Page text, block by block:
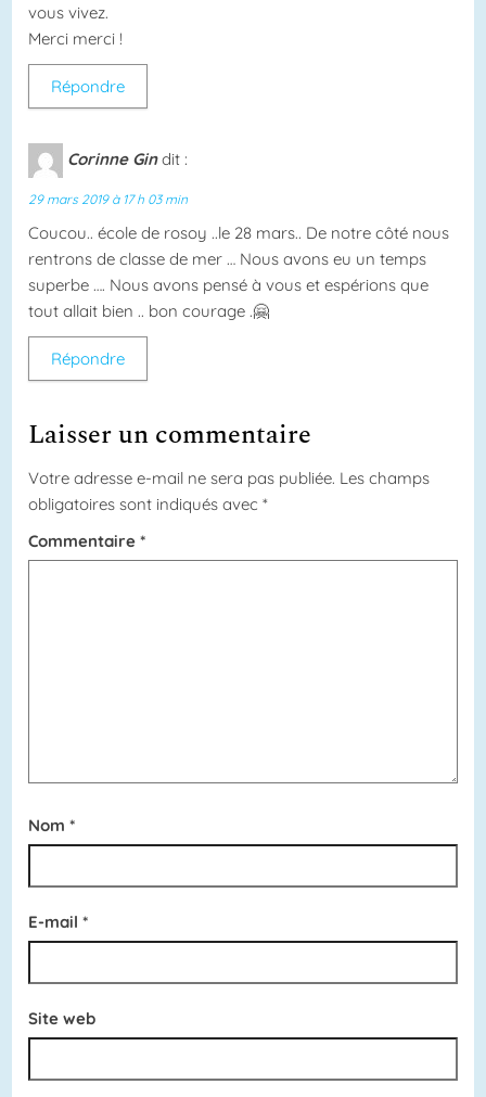
vous vivez.
Merci merci !
Répondre
Corinne Gin dit :
29 mars 2019 à 17 h 03 min
Coucou.. école de rosoy ..le 28 mars.. De notre côté nous
rentrons de classe de mer … Nous avons eu un temps
superbe …. Nous avons pensé à vous et espérions que
tout allait bien .. bon courage .🤗
Répondre
Laisser un commentaire
Votre adresse e-mail ne sera pas publiée. Les champs
obligatoires sont indiqués avec*
Commentaire*
Nom*
E-mail*
Site web